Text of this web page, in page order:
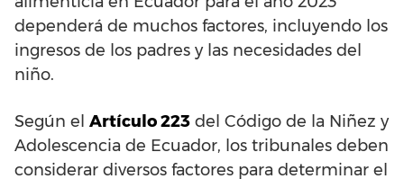
dependerá de muchos factores, incluyendo los
ingresos de los padres y las necesidades del
niño.
Según el Artículo 223 del Código de la Niñez y
Adolescencia de Ecuador, los tribunales deben
considerar diversos factores para determinar el